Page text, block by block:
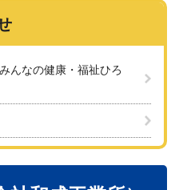
んなの健康・福祉ひろ